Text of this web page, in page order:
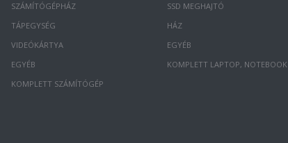
SZÁMÍTÓGÉPHÁZ
TÁPEGYSÉG
VIDEÓKÁRTYA
EGYÉB
KOMPLETT SZÁMÍTÓGÉP
SSD MEGHAJTÓ
HÁZ
EGYÉB
KOMPLETT LAPTOP, NOTEBOOK